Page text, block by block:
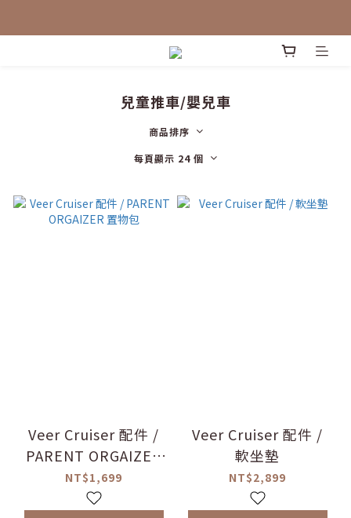
兒童推車/嬰兒車
商品排序
每頁顯示 24 個
Veer Cruiser 配件 /
PARENT ORGAIZER
置物包
NT$1,699
Veer Cruiser 配件 /
軟坐墊
NT$2,899